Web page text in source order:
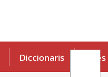
Diccionaris Eines